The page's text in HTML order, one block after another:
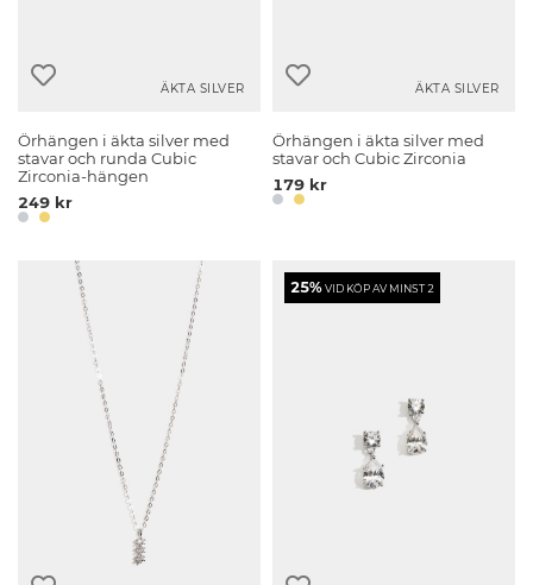
ÄKTA SILVER
Örhängen i äkta silver med
stavar och runda Cubic
Zirconia-hängen
249 kr
ÄKTA SILVER
Örhängen i äkta silver med
stavar och Cubic Zirconia
179 kr
25%VID KÖP AV MINST 2